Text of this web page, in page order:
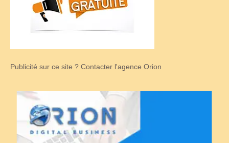
Publicité sur ce site ? Contacter l'agence Orion